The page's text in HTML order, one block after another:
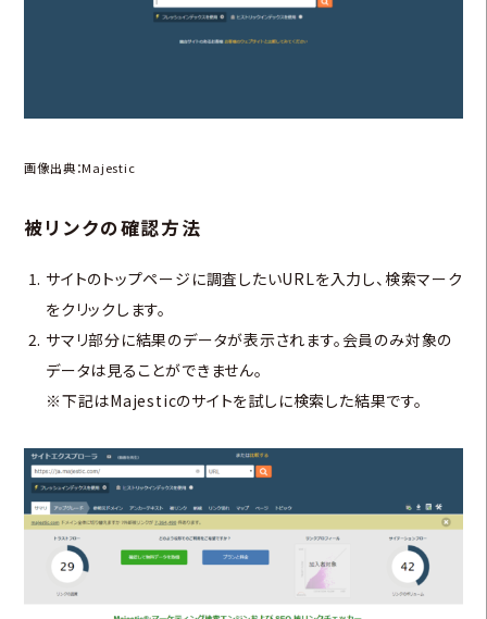
画像出典：Majestic
被リンクの確認方法
サイトのトップページに調査したいURLを入力し、検索マーク
をクリックします。
サマリ部分に結果のデータが表示されます。会員のみ対象の
データは見ることができません。
※下記はMajesticのサイトを試しに検索した結果です。